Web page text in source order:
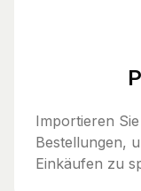
Importieren
Bestellungen,
Einkäufen zu